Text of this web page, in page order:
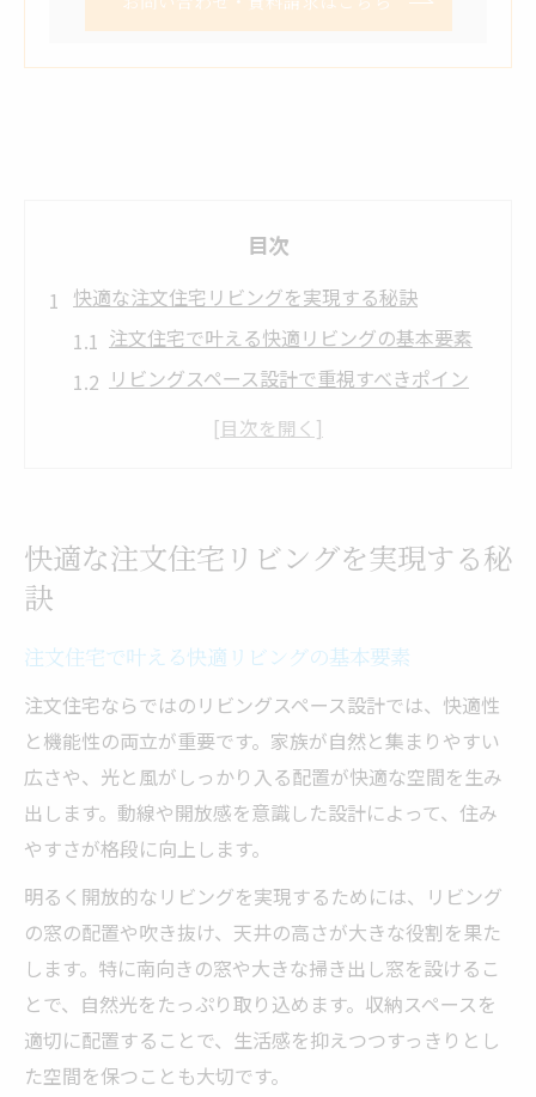
目次
快適な注文住宅リビングを実現する秘訣
注文住宅で叶える快適リビングの基本要素
リビングスペース設計で重視すべきポイン
家族構成に合わせた注文住宅リビングの提
理想のリビング間取りに役立つ設計ポイント
リビングスペースの広さと使いやすさの両
立法
家族4人に最適な注文住宅リビング間取り例
注文住宅で後悔しないための間取り設計術
リビングスペースの坪数と快適性を比較検
討
家族で過ごす空間作りなら注文住宅の工夫を
注文住宅で家族が集うリビング空間を設計
リビングスペースに最適な家具配置の考え
快適な注文住宅リビングを実現する秘
訣
注文住宅で叶える快適リビングの基本要素
注文住宅ならではのリビングスペース設計では、快適性
と機能性の両立が重要です。家族が自然と集まりやすい
広さや、光と風がしっかり入る配置が快適な空間を生み
出します。動線や開放感を意識した設計によって、住み
やすさが格段に向上します。
明るく開放的なリビングを実現するためには、リビング
の窓の配置や吹き抜け、天井の高さが大きな役割を果た
します。特に南向きの窓や大きな掃き出し窓を設けるこ
とで、自然光をたっぷり取り込めます。収納スペースを
適切に配置することで、生活感を抑えつつすっきりとし
た空間を保つことも大切です。